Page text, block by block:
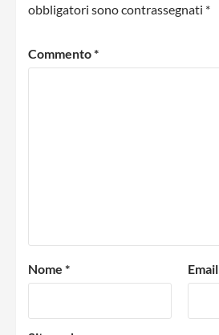
obbligatori sono contrassegnati *
Commento*
Nome * Email